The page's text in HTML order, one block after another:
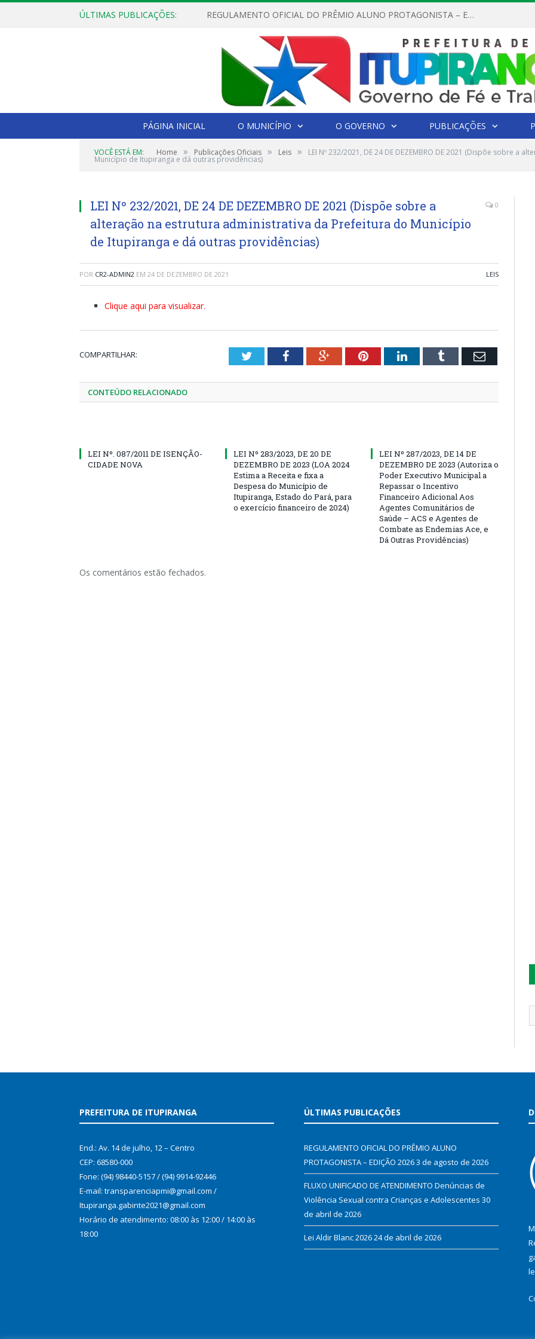
ÚLTIMAS PUBLICAÇÕES: REGULAMENTO OFICIAL DO PRÊMIO ALUNO PROTAGONISTA – EDIÇÃO 2026
PÁGINA INICIAL O MUNICÍPIO O GOVERNO PUBLICAÇÕES
VOCÊ ESTÁ EM: Home » Publicações Oficiais » Leis » LEI Nº 232/2021, DE 24 DE DEZEMBRO DE 2021 (Dispõe sobre a
Município de Itupiranga e dá outras providências)
LEI Nº 232/2021, DE 24 DE DEZEMBRO DE 2021 (Dispõe sobre a
alteração na estrutura administrativa da Prefeitura do Município
de Itupiranga e dá outras providências)
0
POR CR2-ADMIN2 EM 24 DE DEZEMBRO DE 2021 LEIS
Clique aqui para visualizar.
COMPARTILHAR: TwitterFacebookGoogle+PinterestLinkedInTumblr Email
CONTEÚDO RELACIONADO
LEI Nº. 087/2011 DE ISENÇÃO-
CIDADE NOVA
LEI Nº 283/2023, DE 20 DE
DEZEMBRO DE 2023 (LOA 2024
Estima a Receita e fixa a
Despesa do Município de
Itupiranga, Estado do Pará, para
o exercício financeiro de 2024)
LEI Nº 287/2023, DE 14 DE
DEZEMBRO DE 2023 (Autoriza o
Poder Executivo Municipal a
Repassar o Incentivo
Financeiro Adicional Aos
Agentes Comunitários de
Saúde – ACS e Agentes de
Combate as Endemias Ace, e
Dá Outras Providências)
Os comentários estão fechados.
PREFEITURA DE ITUPIRANGA
End.: Av. 14 de julho, 12 – Centro
CEP: 68580-000
Fone: (94) 98440-5157 / (94) 9914-92446
E-mail: transparenciapmi@gmail.com /
Itupiranga.gabinte2021@gmail.com
Horário de atendimento: 08:00 às 12:00 / 14:00 às
18:00
ÚLTIMAS PUBLICAÇÕES
REGULAMENTO OFICIAL DO PRÊMIO ALUNO
PROTAGONISTA – EDIÇÃO 20263 de agosto de 2026
FLUXO UNIFICADO DE ATENDIMENTO Denúncias de
Violência Sexual contra Crianças e Adolescentes 30
de abril de 2026
Lei Aldir Blanc 202624 de abril de 2026